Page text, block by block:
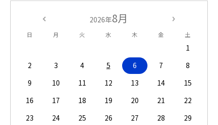
2026年8月
日 月 火 水 木 金 土
1
2
3 4 5 6 7
8
9
10 11 12 13 14
15
16
17 18 19 20 21
22
23
24 25 26 27 28
29